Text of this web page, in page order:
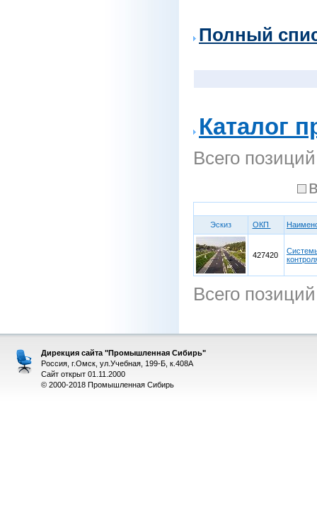
Полный
Каталог
Всего
Эскиз ОКП
427420
Всего
Дирекция сайта "Промышленная Сибирь"
Россия, г.Омск, ул.Учебная, 199-Б, к.408А
Сайт открыт 01.11.2000
© 2000-2018 Промышленная Сибирь